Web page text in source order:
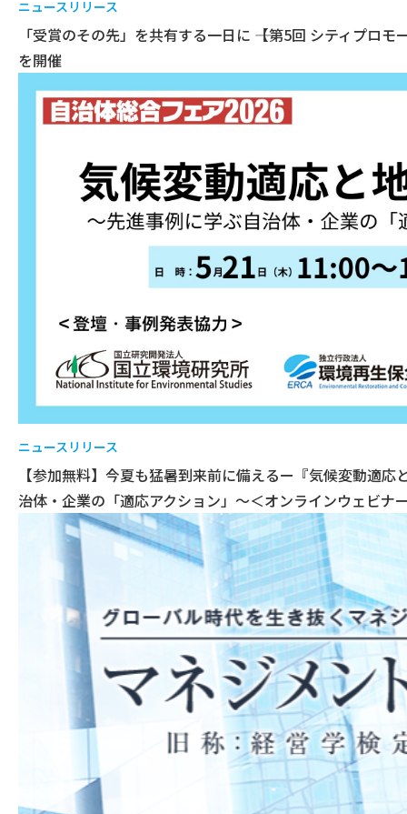
ニュースリリース
「受賞のその先」を共有する一日に ――【第5回 シティプロ
を開催
ニュースリリース
【参加無料】今夏も猛暑到来前に備えるー『気候変動適
治体・企業の「適応アクション」〜＜オンラインウェビナ